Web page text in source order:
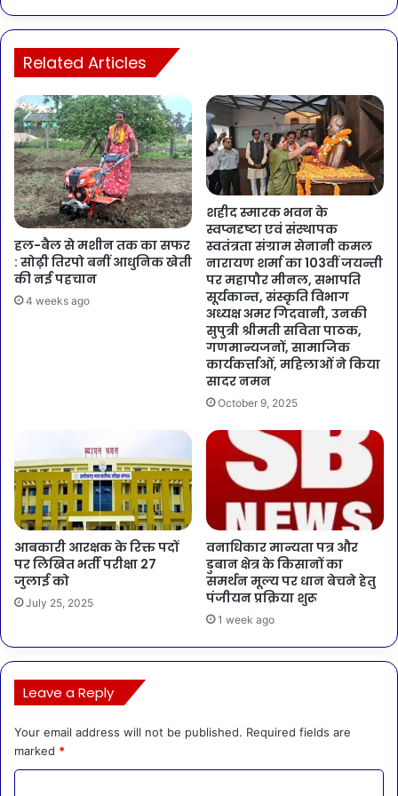
Related Articles
हल-बैल से मशीन तक का सफर
: सोढ़ी तिरपो बनीं आधुनिक खेती
की नई पहचान
4 weeks ago
शहीद स्मारक भवन के
स्वप्नदृष्टा एवं संस्थापक
स्वतंत्रता संग्राम सेनानी कमल
नारायण शर्मा का 103वीं जयन्ती
पर महापौर मीनल, सभापति
सूर्यकान्त, संस्कृति विभाग
अध्यक्ष अमर गिदवानी, उनकी
सुपुत्री श्रीमती सविता पाठक,
गणमान्यजनों, सामाजिक
कार्यकर्त्ताओं, महिलाओं ने किया
सादर नमन
October 9, 2025
आबकारी आरक्षक के रिक्त पदों
पर लिखित भर्ती परीक्षा 27
जुलाई को
July 25, 2025
वनाधिकार मान्यता पत्र और
डुबान क्षेत्र के किसानों का
समर्थन मूल्य पर धान बेचने हेतु
पंजीयन प्रक्रिया शुरू
1 week ago
Leave a Reply
Your email address will not be published. Required fields are
marked *